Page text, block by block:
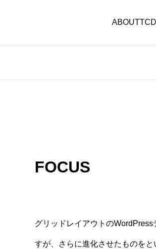
ABOUTTCD
FOCUS
グリッドレイアウトのWordPress
すが、さらに進化させたものを